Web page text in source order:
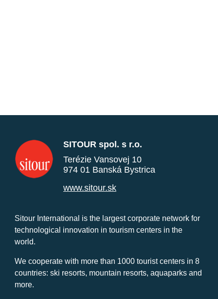
SITOUR spol. s r.o.
Terézie Vansovej 10
974 01 Banská Bystrica
www.sitour.sk
Sitour International is the largest corporate network for
technological innovation in tourism centers in the
world.
We cooperate with more than 1000 tourist centers in 8
countries: ski resorts, mountain resorts, aquaparks and
more.